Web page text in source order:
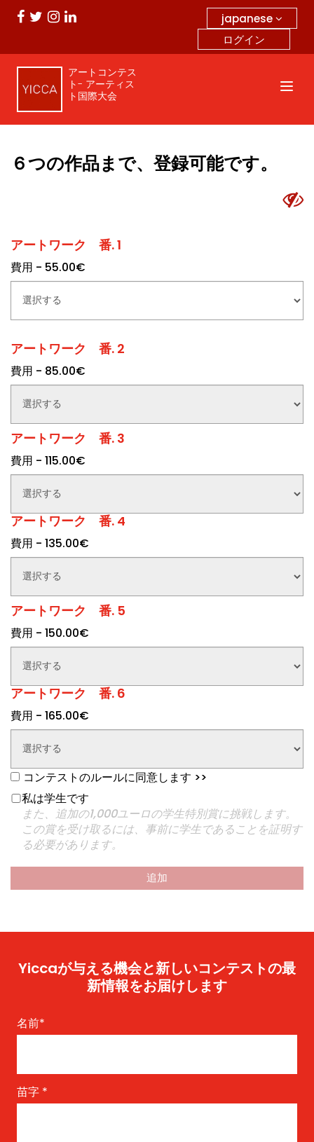
japanese
ログイン
アートコンテス
ト- アーティス
ト国際大会
６つの作品まで、登録可能です。
アートワーク 番. 1
費用 - 55.00€
アートワーク 番. 2
費用 - 85.00€
アートワーク 番. 3
費用 - 115.00€
アートワーク 番. 4
費用 - 135.00€
アートワーク 番. 5
費用 - 150.00€
アートワーク 番. 6
費用 - 165.00€
コンテストのルールに同意します >>
私は学生です
また、追加の1,000ユーロの学生特別賞に挑戦します。
この賞を受け取るには、事前に学生であることを証明す
る必要があります。
追加
Yiccaが与える機会と新しいコンテストの最
新情報をお届けします
名前*
苗字 *